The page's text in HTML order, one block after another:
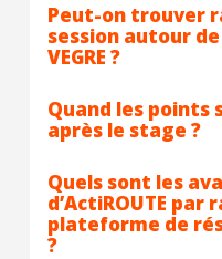
Peut-on trouver
session autour de
VEGRE ?
Quand les points
après le stage ?
Quels sont les
d’ActiROUTE par
plateforme de
?